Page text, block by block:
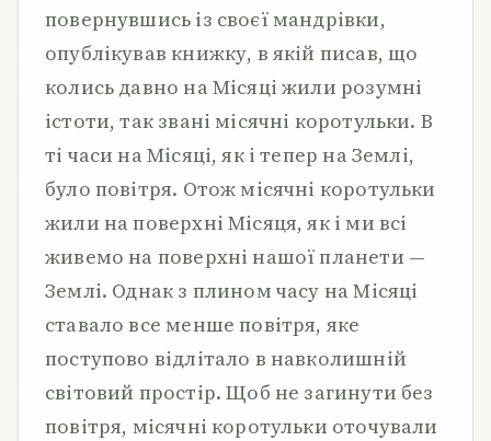
повернувшись із своєї мандрівки,
опублікував книжку, в якій писав, що
колись давно на Місяці жили розумні
істоти, так звані місячні коротульки. В
ті часи на Місяці, як і тепер на Землі,
було повітря. Отож місячні коротульки
жили на поверхні Місяця, як і ми всі
живемо на поверхні нашої планети —
Землі. Однак з плином часу на Місяці
ставало все менше повітря, яке
поступово відлітало в навколишній
світовий простір. Щоб не загинути без
повітря, місячні коротульки оточували